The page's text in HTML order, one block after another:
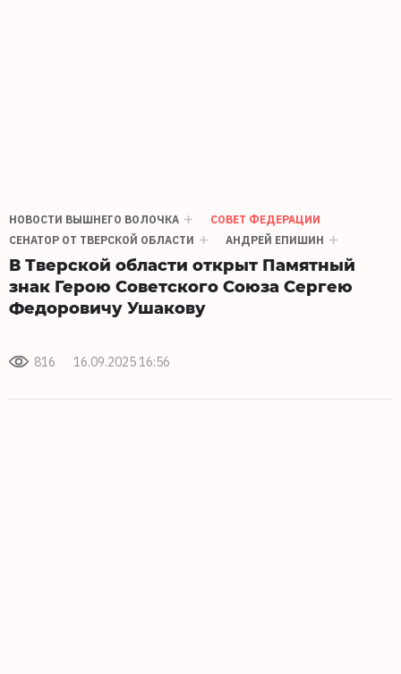
НОВОСТИ ВЫШНЕГО ВОЛОЧКА
СОВЕТ ФЕДЕРАЦИИ
СЕНАТОР ОТ ТВЕРСКОЙ ОБЛАСТИ
АНДРЕЙ ЕПИШИН
В Тверской области открыт Памятный
знак Герою Советского Союза Сергею
Федоровичу Ушакову
816 16.09.2025 16:56